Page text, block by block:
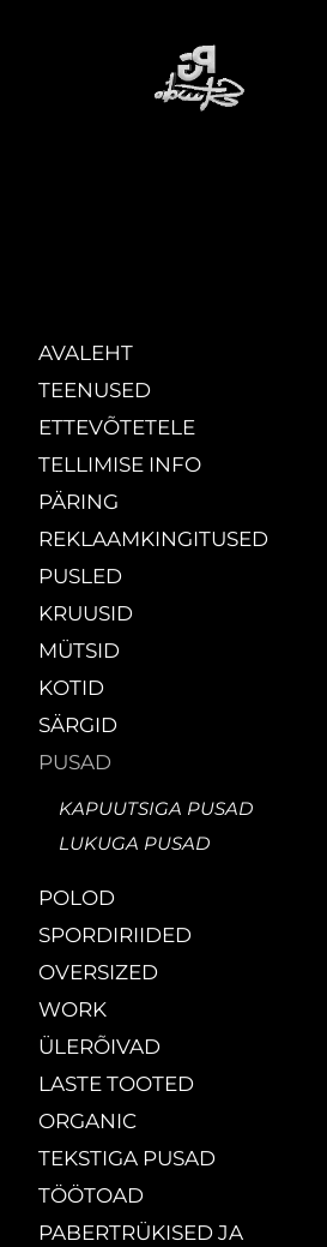
AVALEHT
TEENUSED
ETTEVÕTETELE
TELLIMISE INFO
PÄRING
REKLAAMKINGITUSED
PUSLED
KRUUSID
MÜTSID
KOTID
SÄRGID
PUSAD
KAPUUTSIGA PUSAD
LUKUGA PUSAD
POLOD
SPORDIRIIDED
OVERSIZED
WORK
ÜLERÕIVAD
LASTE TOOTED
ORGANIC
TEKSTIGA PUSAD
TÖÖTOAD
PABERTRÜKISED JA